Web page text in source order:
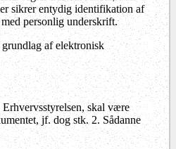
sikrer entydig identifikation af
personlig underskrift.
af elektronisk
skal være
jf. dog stk. 2. Sådanne